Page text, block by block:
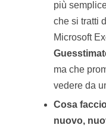
più
che si tratti
Microsoft
ma che
vedere da
Cosa
nuovo,